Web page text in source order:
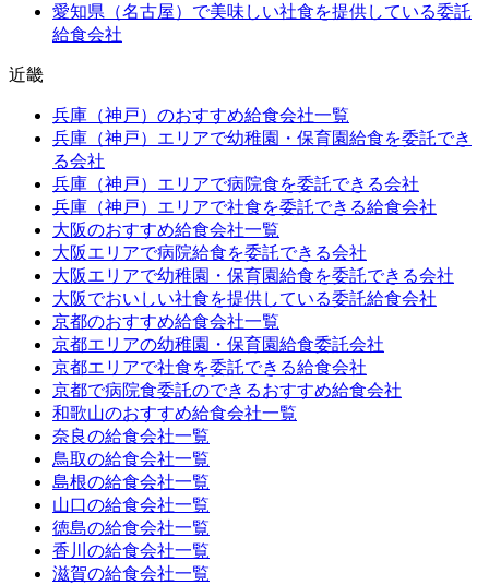
愛知県（名古屋）で美味しい社食を提供している委託
給食会社
近畿
兵庫（神戸）のおすすめ給食会社一覧
兵庫（神戸）エリアで幼稚園・保育園給食を委託でき
る会社
兵庫（神戸）エリアで病院食を委託できる会社
兵庫（神戸）エリアで社食を委託できる給食会社
大阪のおすすめ給食会社一覧
大阪エリアで病院給食を委託できる会社
大阪エリアで幼稚園・保育園給食を委託できる会社
大阪でおいしい社食を提供している委託給食会社
京都のおすすめ給食会社一覧
京都エリアの幼稚園・保育園給食委託会社
京都エリアで社食を委託できる給食会社
京都で病院食委託のできるおすすめ給食会社
和歌山のおすすめ給食会社一覧
奈良の給食会社一覧
鳥取の給食会社一覧
島根の給食会社一覧
山口の給食会社一覧
徳島の給食会社一覧
香川の給食会社一覧
滋賀の給食会社一覧